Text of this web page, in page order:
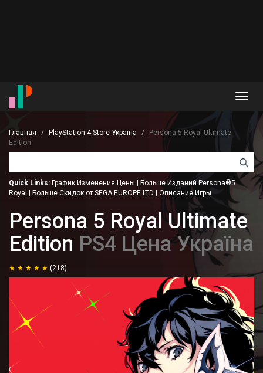
Главная PlayStation 4 Store Україна
Persona 5 Royal Ultimate
Edition
Quick Links: График Изменения Цены
Больше Изданий Persona®5
Royal
Больше Скидок от SEGA EUROPE LTD Описание Игры
Persona 5 Royal Ultimate
Edition PS4 Цена Україна
(218)